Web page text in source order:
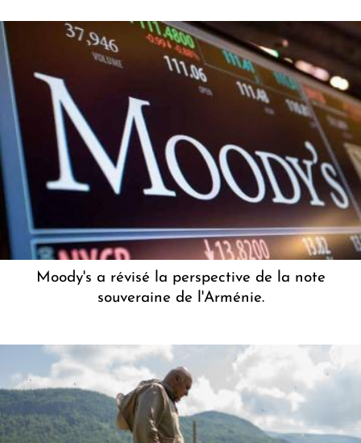
Moody's a révisé la perspective de la note
souveraine de l'Arménie.